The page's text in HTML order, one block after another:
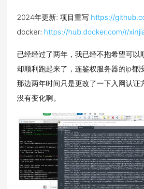
2024年更新: 项目重写 https://
docker: https://hub.docker.com/r/
已经经过了两年，我已经不抱希望可以
却顺利跑起来了，连鉴权服务器的ip都
那边两年时间只是更改了一下入网认证
没有变化啊。